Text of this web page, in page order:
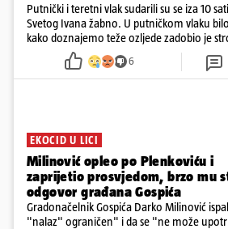
Putnički i teretni vlak sudarili su se iza 10
Svetog Ivana žabno. U putničkom vlaku
kako doznajemo teže ozljede zadobio je
vlaka. Zatvoren je promet, a fotoreporteri Prigorskog objavili su
prve snimke s mjesta sudara
6
EKOCID U LICI
Milinović opleo po Plenkoviću i
zaprijetio prosvjedom, brzo mu
odgovor građana Gospića
Gradonačelnik Gospića Darko Milinović
"nalaz" ograničen" i da se "ne može